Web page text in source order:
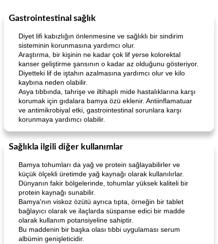
40dakika
Pork
Lime, Chili and Brown Sugar Pork Chops Hazelnut-Crusted Salmon
Gastrointestinal sağlık
Diyet lifi kabızlığın önlenmesine ve sağlıklı bir sindirim
sisteminin korunmasına yardımcı olur.
Araştırma, bir kişinin ne kadar çok lif yerse kolorektal
kanser geliştirme şansının o kadar az olduğunu gösteriyor.
Diyetteki lif de iştahın azalmasına yardımcı olur ve kilo
kaybına neden olabilir.
Asya tıbbında, tahrişe ve iltihaplı mide hastalıklarına karşı
korumak için gıdalara bamya özü eklenir. Antiinflamatuar
ve antimikrobiyal etki, gastrointestinal sorunlara karşı
korunmaya yardımcı olabilir.
Sağlıkla ilgili diğer kullanımlar
Bamya tohumları da yağ ve protein sağlayabilirler ve
küçük ölçekli üretimde yağ kaynağı olarak kullanılırlar.
Dünyanın fakir bölgelerinde, tohumlar yüksek kaliteli bir
protein kaynağı sunabilir.
Bamya'nın viskoz özütü ayrıca tıpta, örneğin bir tablet
bağlayıcı olarak ve ilaçlarda süspanse edici bir madde
olarak kullanım potansiyeline sahiptir.
Bu maddenin bir başka olası tıbbi uygulaması serum
albümin genişleticidir.